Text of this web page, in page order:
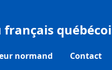
français
normand Contact